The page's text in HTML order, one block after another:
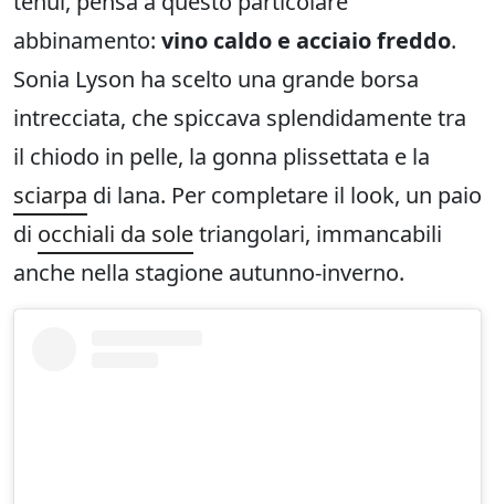
abbinamento: vino caldo e acciaio freddo.
Sonia Lyson ha scelto una grande borsa
intrecciata, che spiccava splendidamente tra
il chiodo in pelle, la gonna plissettata e la
sciarpa di lana. Per completare il look, un paio
di occhiali da soletriangolari, immancabili
anche nella stagione autunno-inverno.